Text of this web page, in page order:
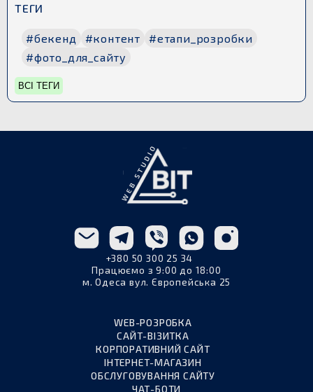
ТЕГИ
#бекенд #контент
#етапи_розробки
#фото_для_сайту
ВСІ ТЕГИ
+380 50 300 25 34
Працюємо з 9:00 до 18:00
м. Одеса вул. Європейська 25
WEB-РОЗРОБКА
САЙТ-ВІЗИТКА
КОРПОРАТИВНИЙ САЙТ
ІНТЕРНЕТ-МАГАЗИН
ОБСЛУГОВУВАННЯ САЙТУ
ЧАТ-БОТИ